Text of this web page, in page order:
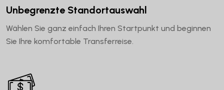
Unbegrenzte Standortauswahl
Wählen Sie ganz einfach Ihren Startpunkt und beginnen
Sie Ihre komfortable Transferreise.